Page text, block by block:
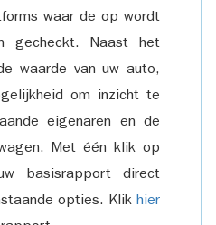
waar de op wordt
gecheckt. Naast het
waarde van uw auto,
om inzicht te
eigenaren en de
Met één klik op
basisrapport direct
opties. Klik hier